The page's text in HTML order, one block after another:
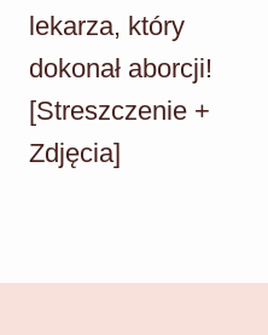
lekarza, który
dokonał aborcji!
[Streszczenie +
Zdjęcia]